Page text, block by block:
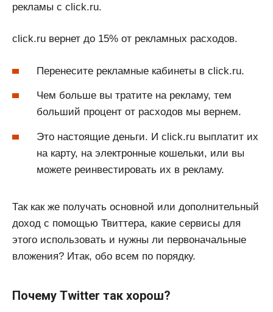
рекламы с click.ru.
click.ru вернет до 15% от рекламных расходов.
Перенесите рекламные кабинеты в click.ru.
Чем больше вы тратите на рекламу, тем
больший процент от расходов мы вернем.
Это настоящие деньги. И click.ru выплатит их
на карту, на электронные кошельки, или вы
можете реинвестировать их в рекламу.
Так как же получать основной или дополнительный
доход с помощью Твиттера, какие сервисы для
этого использовать и нужны ли первоначальные
вложения? Итак, обо всем по порядку.
Почему Twitter так хорош?​